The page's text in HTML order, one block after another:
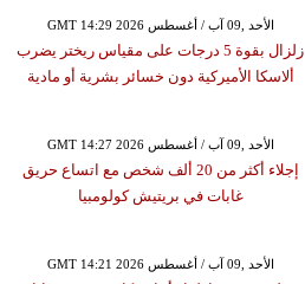
GMT 14:29 2026 الأحد ,09 آب / أغسطس
زلزال بقوة 5 درجات على مقياس ريختر يضرب
ألاسكا الأميركية دون خسائر بشرية أو مادية
GMT 14:27 2026 الأحد ,09 آب / أغسطس
إجلاء أكثر من 20 ألف شخص مع اتساع حريق
غابات في بريتيش كولومبيا
GMT 14:21 2026 الأحد ,09 آب / أغسطس